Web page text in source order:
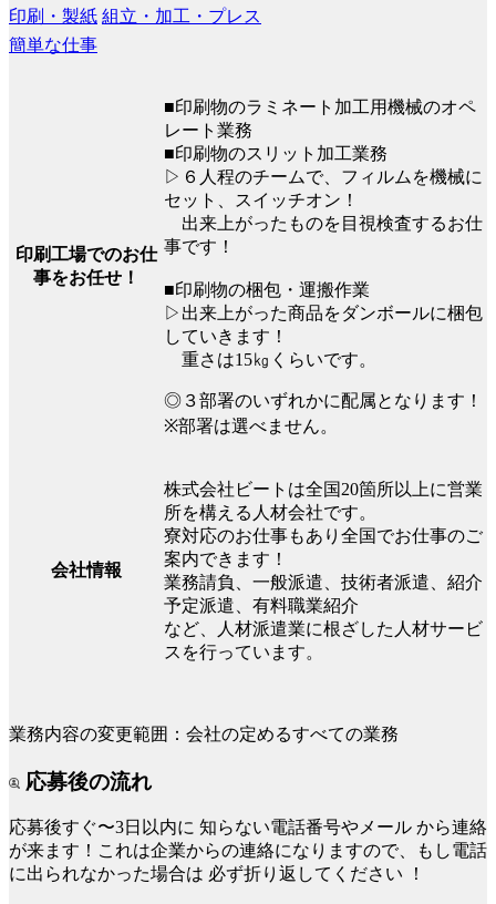
印刷・製紙 組立・加工・プレス
簡単な仕事
印刷工場でのお仕
事をお任せ！
■印刷物のラミネート加工用機械のオペ
レート業務
■印刷物のスリット加工業務
▷６人程のチームで、フィルムを機械に
セット、スイッチオン！
出来上がったものを目視検査するお仕
事です！
■印刷物の梱包・運搬作業
▷出来上がった商品をダンボールに梱包
していきます！
重さは15㎏くらいです。
◎３部署のいずれかに配属となります！
※部署は選べません。
会社情報
株式会社ビートは全国20箇所以上に営業
所を構える人材会社です。
寮対応のお仕事もあり全国でお仕事のご
案内できます！
業務請負、一般派遣、技術者派遣、紹介
予定派遣、有料職業紹介
など、人材派遣業に根ざした人材サービ
スを行っています。
業務内容の変更範囲：会社の定めるすべての業務
応募後の流れ
応募後すぐ〜3日以内に 知らない電話番号やメール から連絡
が来ます！これは企業からの連絡になりますので、もし電話
に出られなかった場合は 必ず折り返してください ！